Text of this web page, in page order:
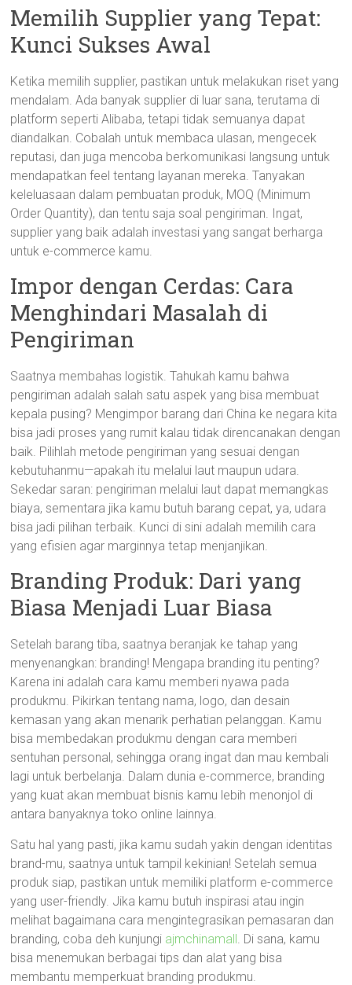
Memilih Supplier yang Tepat:
Kunci Sukses Awal
Ketika memilih supplier, pastikan untuk melakukan riset yang
mendalam. Ada banyak supplier di luar sana, terutama di
platform seperti Alibaba, tetapi tidak semuanya dapat
diandalkan. Cobalah untuk membaca ulasan, mengecek
reputasi, dan juga mencoba berkomunikasi langsung untuk
mendapatkan feel tentang layanan mereka. Tanyakan
keleluasaan dalam pembuatan produk, MOQ (Minimum
Order Quantity), dan tentu saja soal pengiriman. Ingat,
supplier yang baik adalah investasi yang sangat berharga
untuk e-commerce kamu.
Impor dengan Cerdas: Cara
Menghindari Masalah di
Pengiriman
Saatnya membahas logistik. Tahukah kamu bahwa
pengiriman adalah salah satu aspek yang bisa membuat
kepala pusing? Mengimpor barang dari China ke negara kita
bisa jadi proses yang rumit kalau tidak direncanakan dengan
baik. Pilihlah metode pengiriman yang sesuai dengan
kebutuhanmu—apakah itu melalui laut maupun udara.
Sekedar saran: pengiriman melalui laut dapat memangkas
biaya, sementara jika kamu butuh barang cepat, ya, udara
bisa jadi pilihan terbaik. Kunci di sini adalah memilih cara
yang efisien agar marginnya tetap menjanjikan.
Branding Produk: Dari yang
Biasa Menjadi Luar Biasa
Setelah barang tiba, saatnya beranjak ke tahap yang
menyenangkan: branding! Mengapa branding itu penting?
Karena ini adalah cara kamu memberi nyawa pada
produkmu. Pikirkan tentang nama, logo, dan desain
kemasan yang akan menarik perhatian pelanggan. Kamu
bisa membedakan produkmu dengan cara memberi
sentuhan personal, sehingga orang ingat dan mau kembali
lagi untuk berbelanja. Dalam dunia e-commerce, branding
yang kuat akan membuat bisnis kamu lebih menonjol di
antara banyaknya toko online lainnya.
Satu hal yang pasti, jika kamu sudah yakin dengan identitas
brand-mu, saatnya untuk tampil kekinian! Setelah semua
produk siap, pastikan untuk memiliki platform e-commerce
yang user-friendly. Jika kamu butuh inspirasi atau ingin
melihat bagaimana cara mengintegrasikan pemasaran dan
branding, coba deh kunjungi ajmchinamall. Di sana, kamu
bisa menemukan berbagai tips dan alat yang bisa
membantu memperkuat branding produkmu.